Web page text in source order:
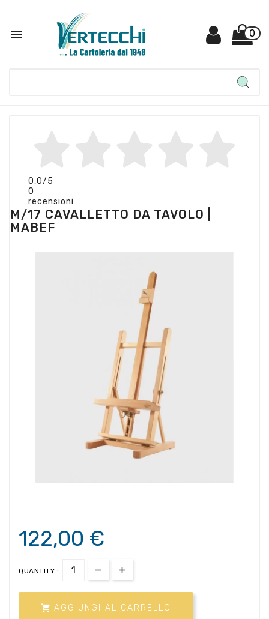
 0
0,0/5
0
recensioni
M/17 CAVALLETTO DA TAVOLO |
MABEF
122,00 € .
QUANTITY :
 AGGIUNGI AL CARRELLO